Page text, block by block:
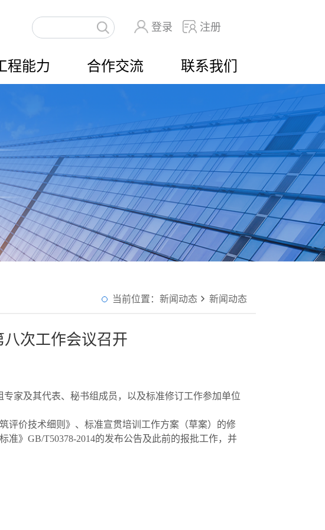
登录 注册
程能力 合作交流 联系我们
新闻动态
新闻动态
当前位置：
次工作会议召开
家及其代表、秘书组成员，以及标准修订工作参加单位
评价技术细则》、标准宣贯培训工作方案（草案）的修
》GB/T50378-2014的发布公告及此前的报批工作，并